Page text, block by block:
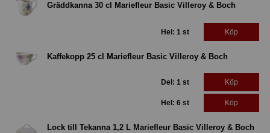
Gräddkanna 30 cl Mariefleur Basic Villeroy & Boch
Hel: 1 st Köp
Kaffekopp 25 cl Mariefleur Basic Villeroy & Boch
Del: 1 st Köp
Hel: 6 st Köp
Lock till Tekanna 1,2 L Mariefleur Basic Villeroy & Boch